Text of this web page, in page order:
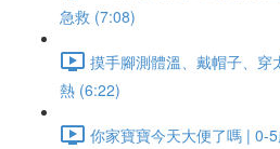
急救 (7:08)
摸手腳測體溫、戴帽子、穿
熱 (6:22)
你家寶寶今天大便了嗎 | 0-